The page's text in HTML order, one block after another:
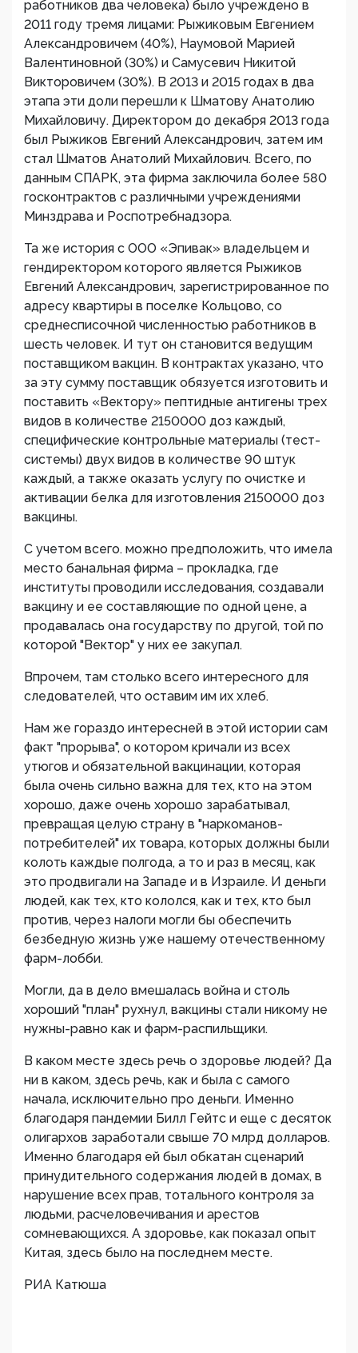
работников два человека) было учреждено в
2011 году тремя лицами: Рыжиковым Евгением
Александровичем (40%), Наумовой Марией
Валентиновной (30%) и Самусевич Никитой
Викторовичем (30%). В 2013 и 2015 годах в два
этапа эти доли перешли к Шматову Анатолию
Михайловичу. Директором до декабря 2013 года
был Рыжиков Евгений Александрович, затем им
стал Шматов Анатолий Михайлович. Всего, по
данным СПАРК, эта фирма заключила более 580
госконтрактов с различными учреждениями
Минздрава и Роспотребнадзора.
Та же история с ООО «Эпивак» владельцем и
гендиректором которого является Рыжиков
Евгений Александрович, зарегистрированное по
адресу квартиры в поселке Кольцово, со
среднесписочной численностью работников в
шесть человек. И тут он становится ведущим
поставщиком вакцин. В контрактах указано, что
за эту сумму поставщик обязуется изготовить и
поставить «Вектору» пептидные антигены трех
видов в количестве 2150000 доз каждый,
специфические контрольные материалы (тест-
системы) двух видов в количестве 90 штук
каждый, а также оказать услугу по очистке и
активации белка для изготовления 2150000 доз
вакцины.
С учетом всего. можно предположить, что имела
место банальная фирма – прокладка, где
институты проводили исследования, создавали
вакцину и ее составляющие по одной цене, а
продавалась она государству по другой, той по
которой "Вектор" у них ее закупал.
Впрочем, там столько всего интересного для
следователей, что оставим им их хлеб.
Нам же гораздо интересней в этой истории сам
факт "прорыва", о котором кричали из всех
утюгов и обязательной вакцинации, которая
была очень сильно важна для тех, кто на этом
хорошо, даже очень хорошо зарабатывал,
превращая целую страну в "наркоманов-
потребителей" их товара, которых должны были
колоть каждые полгода, а то и раз в месяц, как
это продвигали на Западе и в Израиле. И деньги
людей, как тех, кто кололся, как и тех, кто был
против, через налоги могли бы обеспечить
безбедную жизнь уже нашему отечественному
фарм-лобби.
Могли, да в дело вмешалась война и столь
хороший "план" рухнул, вакцины стали никому не
нужны-равно как и фарм-распильщики.
В каком месте здесь речь о здоровье людей? Да
ни в каком, здесь речь, как и была с самого
начала, исключительно про деньги. Именно
благодаря пандемии Билл Гейтс и еще с десяток
олигархов заработали свыше 70 млрд долларов.
Именно благодаря ей был обкатан сценарий
принудительного содержания людей в домах, в
нарушение всех прав, тотального контроля за
людьми, расчеловечивания и арестов
сомневающихся. А здоровье, как показал опыт
Китая, здесь было на последнем месте.
РИА Катюша